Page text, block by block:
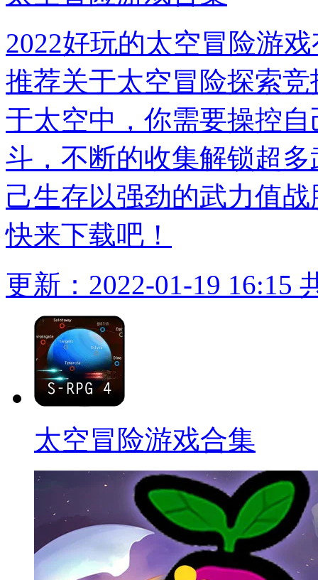
2022好玩的太空冒险游
推荐关于太空冒险探索
于太空中，你需要操控
斗，不断的收集解锁超
己生存以强劲的武力值
快来下载吧！
更新：2022-01-19 16:15
太空冒险游戏合集